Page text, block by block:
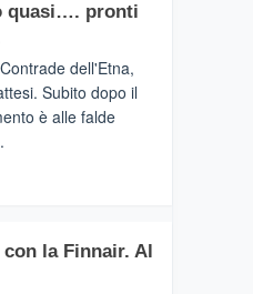
quasi…. pronti
dell'Etna,
Subito dopo il
è alle falde
la Finnair. Al